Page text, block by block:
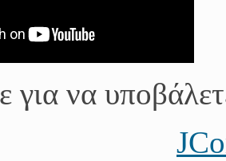
για να